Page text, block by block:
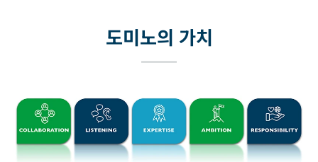
도미노의 가치